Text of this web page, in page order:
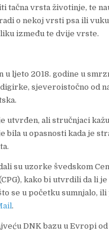
tačna vrsta životinje, te
o nekoj vrsti psa ili
između te dvije vrste.
u ljeto 2018. godine u
sjeveroistočno od
utvrđen, ali stručnjaci kažu
bila u opasnosti kada je
su uzorke švedskom
kako bi utvrdili da li je
se u početku sumnjalo, ili
.
DNK bazu u Evropi